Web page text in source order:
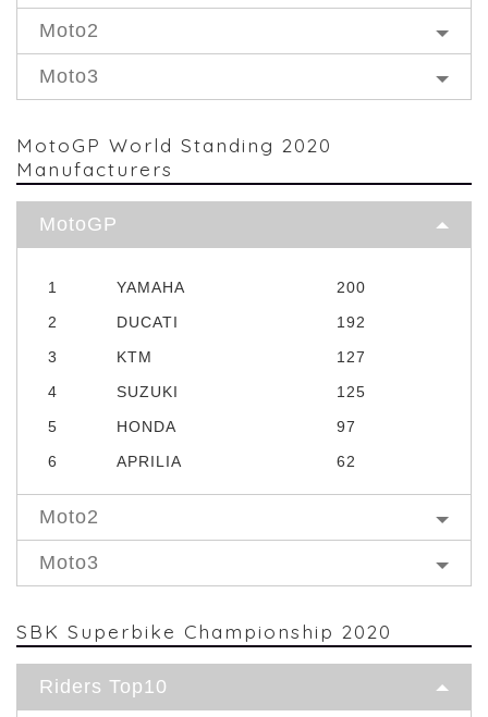
Moto2
Moto3
MotoGP World Standing 2020
Manufacturers
MotoGP
1 YAMAHA
200
2
DUCATI
192
3
KTM
127
4
SUZUKI
125
5
HONDA
97
6
APRILIA 62
Moto2
Moto3
SBK Superbike Championship 2020
Riders Top10